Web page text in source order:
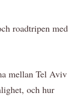
roadtripen med
mellan Tel Aviv
och hur